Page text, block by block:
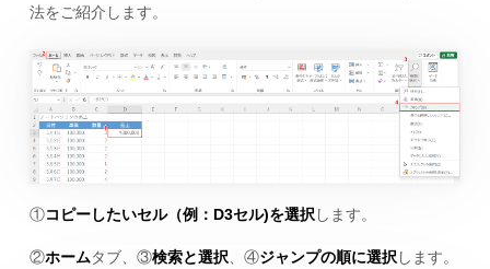
法をご紹介します。
①コピーしたいセル（例：D3セル)を選択します。
②ホームタブ、③検索と選択、④ジャンプの順に選択します。